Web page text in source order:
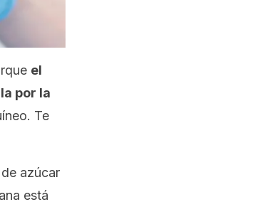
el
por la
Te
azúcar
está